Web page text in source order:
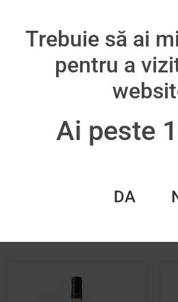
Casa de Vinuri
Stefanesti
Loungeitude Rose
Trebuie să ai
pentru a
Ai peste
DA